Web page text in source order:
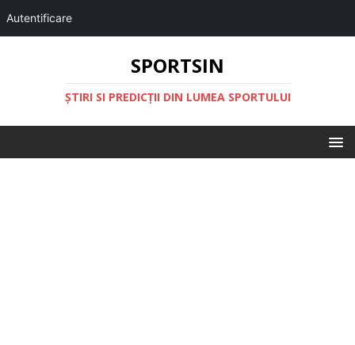
Autentificare
SPORTSIN
ŞTIRI SI PREDICŢII DIN LUMEA SPORTULUI